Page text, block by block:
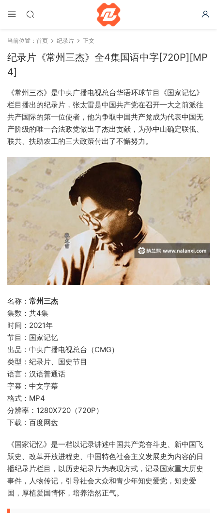
当前位置： 首页 纪录片 正文
纪录片《常州三杰》全4集国语中字[720P][MP
4]
《常州三杰》是中央广播电视总台华语环球节目《国家记忆》
栏目播出的纪录片，张太雷是中国共产党在召开一大之前派往
共产国际的第一位使者，他为争取中国共产党成为代表中国无
产阶级的唯一合法政党做出了杰出贡献，为孙中山确定联俄、
联共、扶助农工的三大政策付出了不懈努力。
名称： 常州三杰
集数：共4集
时间：2021年
节目：国家记忆
出品：中央广播电视总台（CMG）
类型：纪录片、国史节目
语言：汉语普通话
字幕：中文字幕
格式：MP4
分辨率：1280X720（720P）
下载：百度网盘
《国家记忆》是一档以记录讲述中国共产党奋斗史、新中国飞
跃史、改革开放进程史、中国特色社会主义发展史为内容的日
播纪录片栏目，以历史纪录片为表现方式，记录国家重大历史
事件，人物传记，引导社会大众和青少年知史爱党，知史爱
国，厚植爱国情怀，培养浩然正气。